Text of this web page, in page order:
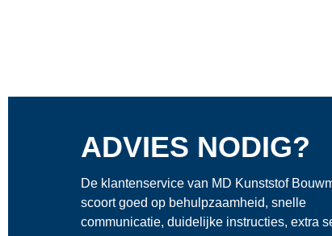
ADVIES NODIG?
De klantenservice van MD Kunststof
scoort goed op behulpzaamheid, snelle
communicatie, duidelijke instructies, extra